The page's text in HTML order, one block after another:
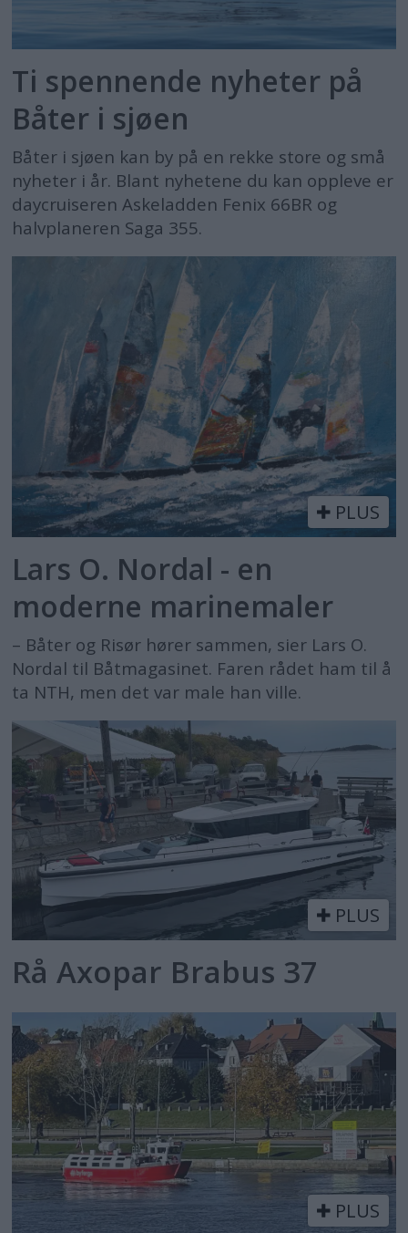
Ti spennende nyheter på
Båter i sjøen
Båter i sjøen kan by på en rekke store og små
nyheter i år. Blant nyhetene du kan oppleve er
daycruiseren Askeladden Fenix 66BR og
halvplaneren Saga 355.
PLUS
Lars O. Nordal - en
moderne marinemaler
– Båter og Risør hører sammen, sier Lars O.
Nordal til Båtmagasinet. Faren rådet ham til å
ta NTH, men det var male han ville.
PLUS
Rå Axopar Brabus 37
PLUS